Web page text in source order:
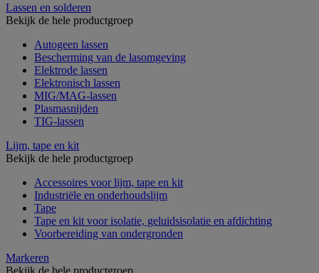
Lassen en solderen
Bekijk de hele productgroep
Autogeen lassen
Bescherming van de lasomgeving
Elektrode lassen
Elektronisch lassen
MIG/MAG-lassen
Plasmasnijden
TIG-lassen
Lijm, tape en kit
Bekijk de hele productgroep
Accessoires voor lijm, tape en kit
Industriële en onderhoudslijm
Tape
Tape en kit voor isolatie, geluidsisolatie en afdichting
Voorbereiding van ondergronden
Markeren
Bekijk de hele productgroep